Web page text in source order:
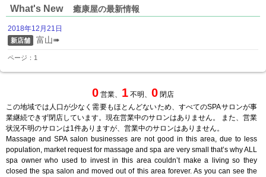
What's New 癒康屋の最新情報
2018年12月21日
新店舗 富山➠
ページ：1
0 営業、 1 不明、 0 閉店
この地域では人口が少なく需要もほとんどないため、すべてのSPAサロンが事
業継続できず閉店しています。現在営業中のサロンはありません。 また、営業
状況不明のサロンは1件ありますが、営業中のサロンはありません。
Massage and SPA salon businesses are not good in this area, due to less
population, market request for massage and spa are very small that’s why ALL
spa owner who used to invest in this area couldn’t make a living so they
closed the spa salon and moved out of this area forever. As you can see the